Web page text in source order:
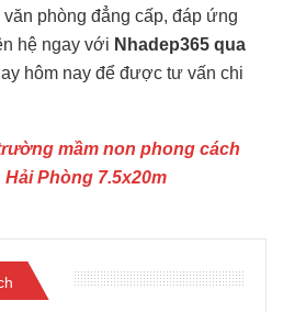
phòng đẳng cấp, đáp ứng
hệ ngay với Nhadep365 qua
hôm nay để được tư vấn chi
mầm non phong cách
Phòng 7.5x20m